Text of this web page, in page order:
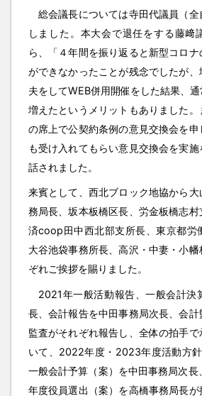
総会議長については寺田代議員（全
しました。本大会で退任をする藤﨑
ら、「４年間を振り返ると新型コロ
ができなかったことが残念でしたが
夫をしてWEB併用開催をした結果、
増えたというメリットもありました
の席上で公契約条例の意見交換会を
も受け入れてもらい意見交換会を実施
話されました。
来賓として、西北ブロック地協から
務局長、坂本板橋区長、労金板橋志
済coop田中西北部支所長、東京都労
大谷池袋事務所長、高沢・中妻・小
ぞれご挨拶を賜りました。
2021年一般活動報告、一般会計決
長、会計報告を中田事務局次長、会
監査がそれぞれ報告し、全体の拍手
いて、2022年度・2023年度活動方
一般会計予算（案）を中田事務局次
年度役員選出（案）を高橋事務局長